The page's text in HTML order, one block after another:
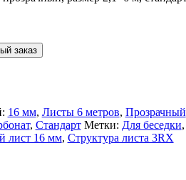
заказ
16 мм, Листы 6 метров, Прозрачный
, Стандарт Метки: Для беседки,
лист 16 мм, Структура листа 3RX